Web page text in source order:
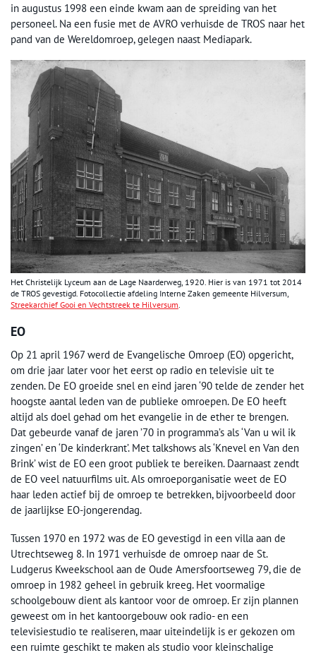
in augustus 1998 een einde kwam aan de spreiding van het
personeel. Na een fusie met de AVRO verhuisde de TROS naar het
pand van de Wereldomroep, gelegen naast Mediapark.
Het Christelijk Lyceum aan de Lage Naarderweg, 1920. Hier is van 1971 tot 2014
de TROS gevestigd. Fotocollectie afdeling Interne Zaken gemeente Hilversum,
Streekarchief Gooi en Vechtstreek te Hilversum.
EO
Op 21 april 1967 werd de Evangelische Omroep (EO) opgericht,
om drie jaar later voor het eerst op radio en televisie uit te
zenden. De EO groeide snel en eind jaren ‘90 telde de zender het
hoogste aantal leden van de publieke omroepen. De EO heeft
altijd als doel gehad om het evangelie in de ether te brengen.
Dat gebeurde vanaf de jaren ’70 in programma’s als ‘Van u wil ik
zingen’ en ‘De kinderkrant’. Met talkshows als ‘Knevel en Van den
Brink’ wist de EO een groot publiek te bereiken. Daarnaast zendt
de EO veel natuurfilms uit. Als omroeporganisatie weet de EO
haar leden actief bij de omroep te betrekken, bijvoorbeeld door
de jaarlijkse EO-jongerendag.
Tussen 1970 en 1972 was de EO gevestigd in een villa aan de
Utrechtseweg 8. In 1971 verhuisde de omroep naar de St.
Ludgerus Kweekschool aan de Oude Amersfoortseweg 79, die de
omroep in 1982 geheel in gebruik kreeg. Het voormalige
schoolgebouw dient als kantoor voor de omroep. Er zijn plannen
geweest om in het kantoorgebouw ook radio- en een
televisiestudio te realiseren, maar uiteindelijk is er gekozen om
een ruimte geschikt te maken als studio voor kleinschalige